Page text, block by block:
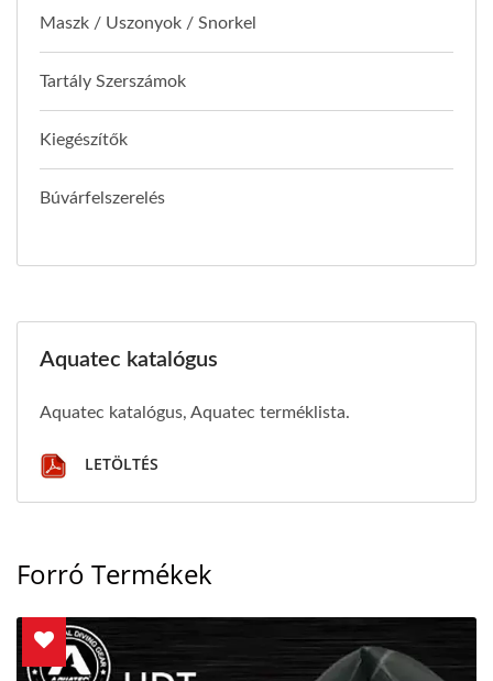
Maszk / Uszonyok / Snorkel
Tartály Szerszámok
Kiegészítők
Búvárfelszerelés
Aquatec katalógus
Aquatec katalógus, Aquatec terméklista.
LETÖLTÉS
Forró Termékek